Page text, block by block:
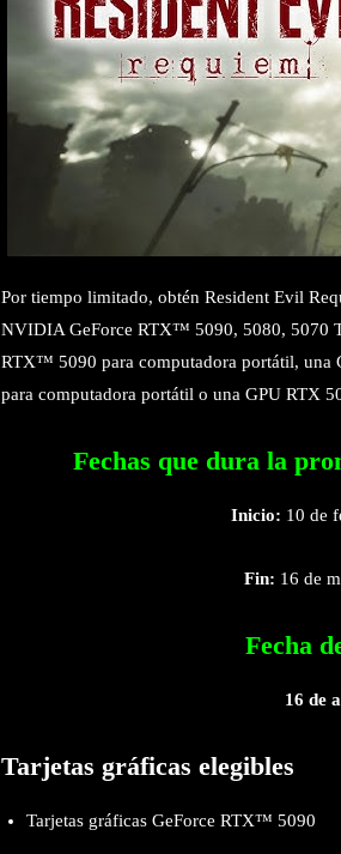
Por tiempo limitado, obtén Resident Evil
NVIDIA GeForce RTX™ 5090, 5080, 5070
RTX™ 5090 para computadora portátil, una
para computadora portátil o una GPU RTX
Fechas que dura la
Inicio: 10 de
Fin: 16 de
Fecha
16 de
Tarjetas gráficas elegibles
Tarjetas gráficas GeForce RTX™ 5090